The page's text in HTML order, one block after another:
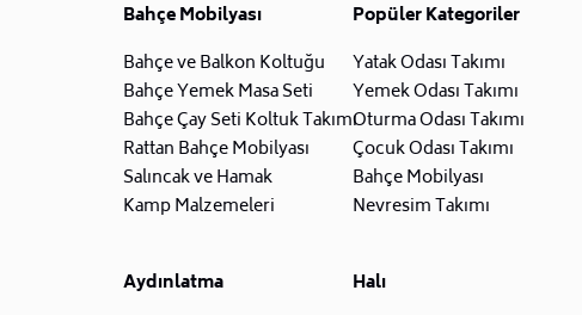
Bahçe Mobilyası
Bahçe ve Balkon Koltuğu
Bahçe Yemek Masa Seti
Bahçe Çay Seti Koltuk Takımı
Rattan Bahçe Mobilyası
Salıncak ve Hamak
Kamp Malzemeleri
Popüler Kategoriler
Yatak Odası Takımı
Yemek Odası Takımı
Oturma Odası Takımı
Çocuk Odası Takımı
Bahçe Mobilyası
Nevresim Takımı
Aydınlatma
Halı